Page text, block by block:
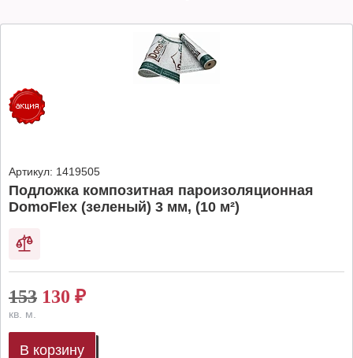
Артикул: 1419505
Подложка композитная пароизоляционная
DomoFlex (зеленый) 3 мм, (10 м²)
153 130 ₽
кв. м.
В корзину